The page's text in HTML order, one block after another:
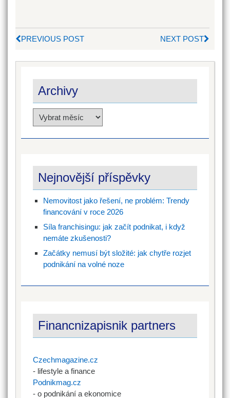
PREVIOUS POST NEXT POST
Archivy
Archivy
Nejnovější příspěvky
Nemovitost jako řešení, ne problém: Trendy
financování v roce 2026
Síla franchisingu: jak začít podnikat, i když
nemáte zkušenosti?
Začátky nemusí být složité: jak chytře rozjet
podnikání na volné noze
Financnizapisnik partners
Czechmagazine.cz
- lifestyle a finance
Podnikmag.cz
- o podnikání a ekonomice